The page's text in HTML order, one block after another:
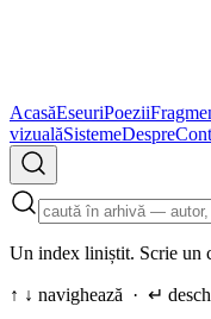
AcasăEseuriPoezii
vizualăSistemeDespre
Un index liniștit. Scrie un
↑ ↓ navighează · ↵